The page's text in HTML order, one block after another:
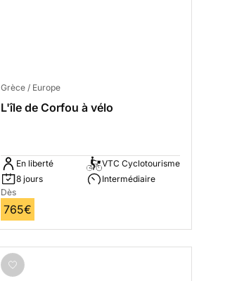
Grèce / Europe
L'île de Corfou à vélo
En liberté
8 jours
VTC Cyclotourisme
Intermédiaire
Dès
765€